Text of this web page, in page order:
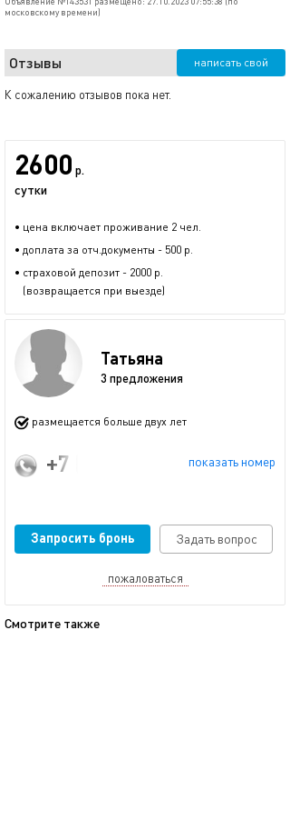
московскому времени)
Отзывы написать свой
К сожалению отзывов пока нет.
2600 р.
сутки
• цена включает проживание 2 чел.
• доплата за отч.документы - 500 р.
• страховой депозит - 2000 р.
(возвращается при выезде)
Татьяна
3 предложения
размещается больше двух лет
показать номер
+7 (926) 569-61-94
Запросить бронь Задать вопрос
пожаловаться
Смотрите также